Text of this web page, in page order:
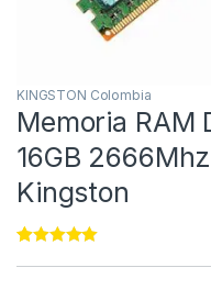
KINGSTON Colombia
Memoria RAM
16GB
Kingston